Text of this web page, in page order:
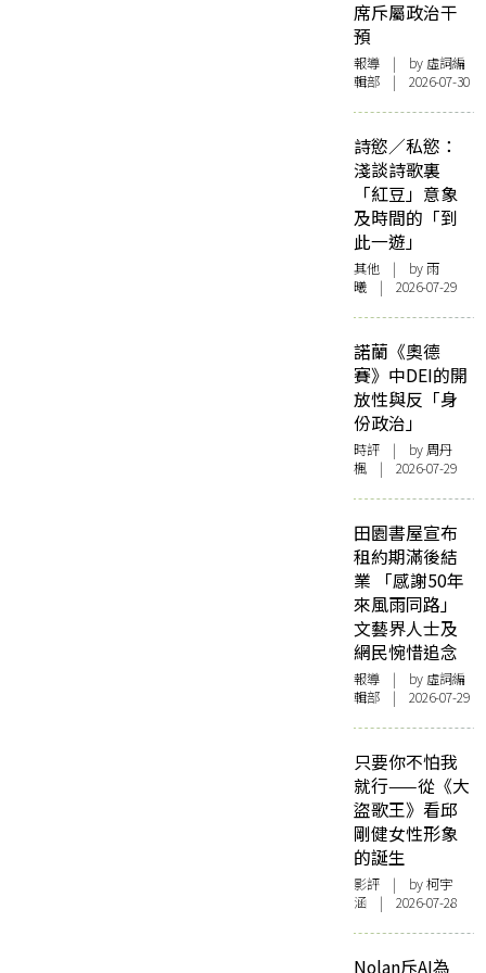
席斥屬政治干
預
報導 | by 虛詞編
輯部 | 2026-07-30
詩慾／私慾：
淺談詩歌裏
「紅豆」意象
及時間的「到
此一遊」
其他 | by 雨
曦 | 2026-07-29
諾蘭《奧德
賽》中DEI的開
放性與反「身
份政治」
時評 | by周丹
楓 | 2026-07-29
田園書屋宣布
租約期滿後結
業 「感謝50年
來風雨同路」
文藝界人士及
網民惋惜追念
報導 | by 虛詞編
輯部 | 2026-07-29
只要你不怕我
就行——從《大
盜歌王》看邱
剛健女性形象
的誕生
影評 | by 柯宇
涵 | 2026-07-28
Nolan斥AI為